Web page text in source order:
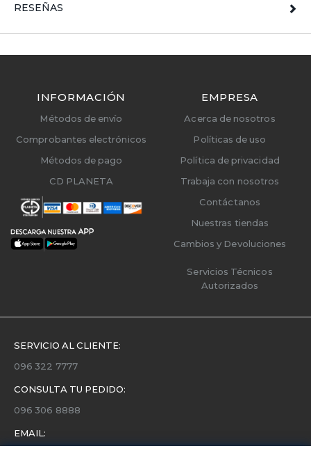
RESEÑAS
INFORMACIÓN
Métodos de envío
Comprobantes electrónicos
Métodos de pago
CD PLANETA
EMPRESA
Acerca de nosotros
Políticas de uso
Política de privacidad
Trabaja con nosotros
Contáctanos
Nuestras tiendas
Cambios y Devoluciones
Servicios Técnicos
Autorizados
SERVICIO AL CLIENTE:
096 322 7777
CONSULTA TU PEDIDO:
096 306 8888
EMAIL: